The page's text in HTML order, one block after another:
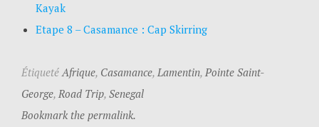
Kayak
Etape 8 – Casamance : Cap Skirring
ÉtiquetéAfrique, Casamance, Lamentin, Pointe Saint-
George, Road Trip, Senegal
Bookmark the permalink.